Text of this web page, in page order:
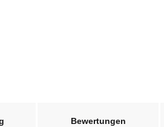
Bewertungen